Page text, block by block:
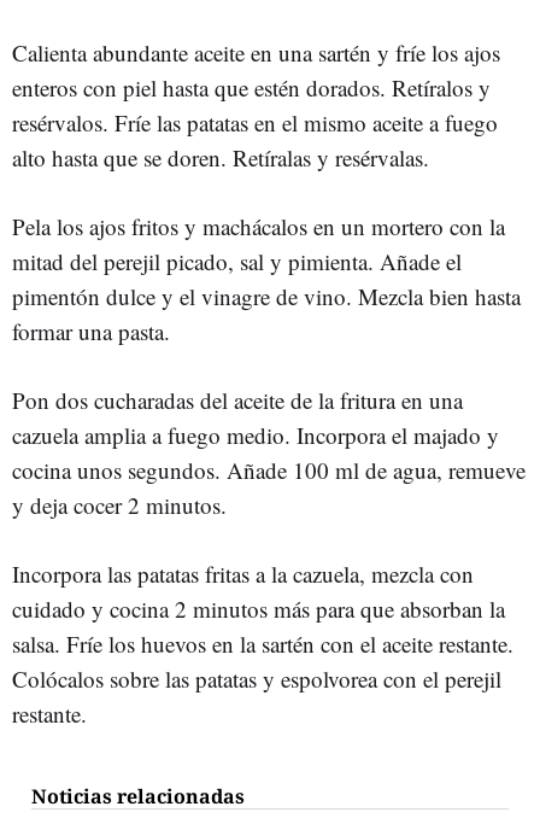
Calienta abundante aceite en una sartén y fríe los ajos
enteros con piel hasta que estén dorados. Retíralos y
resérvalos. Fríe las patatas en el mismo aceite a fuego
alto hasta que se doren. Retíralas y resérvalas.
Pela los ajos fritos y machácalos en un mortero con la
mitad del perejil picado, sal y pimienta. Añade el
pimentón dulce y el vinagre de vino. Mezcla bien hasta
formar una pasta.
Pon dos cucharadas del aceite de la fritura en una
cazuela amplia a fuego medio. Incorpora el majado y
cocina unos segundos. Añade 100 ml de agua, remueve
y deja cocer 2 minutos.
Incorpora las patatas fritas a la cazuela, mezcla con
cuidado y cocina 2 minutos más para que absorban la
salsa. Fríe los huevos en la sartén con el aceite restante.
Colócalos sobre las patatas y espolvorea con el perejil
restante.
Noticias relacionadas